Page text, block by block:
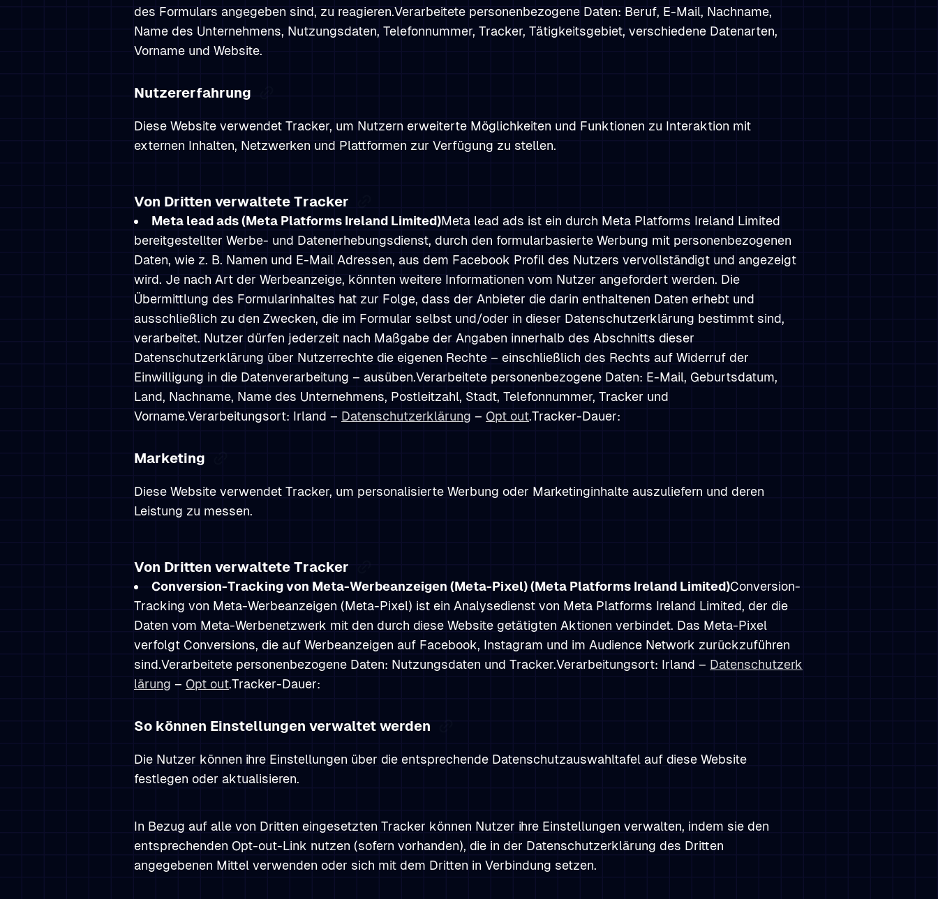
des Formulars angegeben sind, zu reagieren.Verarbeitete personenbezogene Daten: Beruf, E-Mail, Nachname,
Name des Unternehmens, Nutzungsdaten, Telefonnummer, Tracker, Tätigkeitsgebiet, verschiedene Datenarten,
Vorname und Website.
Nutzererfahrung
Diese Website verwendet Tracker, um Nutzern erweiterte Möglichkeiten und Funktionen zu Interaktion mit
externen Inhalten, Netzwerken und Plattformen zur Verfügung zu stellen.
Von Dritten verwaltete Tracker
Meta lead ads (Meta Platforms Ireland Limited)Meta lead ads ist ein durch Meta Platforms Ireland Limited
bereitgestellter Werbe- und Datenerhebungsdienst, durch den formularbasierte Werbung mit personenbezogenen
Daten, wie z. B. Namen und E-Mail Adressen, aus dem Facebook Profil des Nutzers vervollständigt und angezeigt
wird. Je nach Art der Werbeanzeige, könnten weitere Informationen vom Nutzer angefordert werden. Die
Übermittlung des Formularinhaltes hat zur Folge, dass der Anbieter die darin enthaltenen Daten erhebt und
ausschließlich zu den Zwecken, die im Formular selbst und/oder in dieser Datenschutzerklärung bestimmt sind,
verarbeitet. Nutzer dürfen jederzeit nach Maßgabe der Angaben innerhalb des Abschnitts dieser
Datenschutzerklärung über Nutzerrechte die eigenen Rechte – einschließlich des Rechts auf Widerruf der
Einwilligung in die Datenverarbeitung – ausüben.Verarbeitete personenbezogene Daten: E-Mail, Geburtsdatum,
Land, Nachname, Name des Unternehmens, Postleitzahl, Stadt, Telefonnummer, Tracker und
Vorname.Verarbeitungsort: Irland – Datenschutzerklärung – Opt out.Tracker-Dauer:
Marketing
Diese Website verwendet Tracker, um personalisierte Werbung oder Marketinginhalte auszuliefern und deren
Leistung zu messen.
Von Dritten verwaltete Tracker
Conversion-Tracking von Meta-Werbeanzeigen (Meta-Pixel) (Meta Platforms Ireland Limited)Conversion-
Tracking von Meta-Werbeanzeigen (Meta-Pixel) ist ein Analysedienst von Meta Platforms Ireland Limited, der die
Daten vom Meta-Werbenetzwerk mit den durch diese Website getätigten Aktionen verbindet. Das Meta-Pixel
verfolgt Conversions, die auf Werbeanzeigen auf Facebook, Instagram und im Audience Network zurückzuführen
sind.Verarbeitete personenbezogene Daten: Nutzungsdaten und Tracker.Verarbeitungsort: Irland – Datenschutzerk
lärung – Opt out.Tracker-Dauer:
So können Einstellungen verwaltet werden
Die Nutzer können ihre Einstellungen über die entsprechende Datenschutzauswahltafel auf diese Website
festlegen oder aktualisieren.
In Bezug auf alle von Dritten eingesetzten Tracker können Nutzer ihre Einstellungen verwalten, indem sie den
entsprechenden Opt-out-Link nutzen (sofern vorhanden), die in der Datenschutzerklärung des Dritten
angegebenen Mittel verwenden oder sich mit dem Dritten in Verbindung setzen.